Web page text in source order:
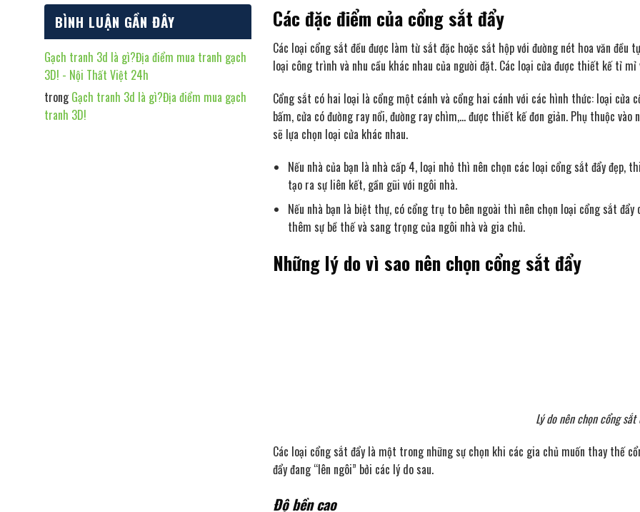
BÌNH LUẬN GẦN ĐÂY
Gạch tranh 3d là gì?Địa điểm mua tranh gạch
3D! - Nội Thất Việt 24h
trongGạch tranh 3d là gì?Địa điểm mua gạch
tranh 3D!
Các đặc điểm của cổng sắt đẩy
Các loại cổng sắt đều được làm từ sắt đặc hoặc sắt hộp với đường nét hoa văn
loại công trình và nhu cầu khác nhau của người đặt. Các loại cửa được thiết kế tỉ
Cổng sắt có hai loại là cổng một cánh và cổng hai cánh với các hình thức: loại cửa
bấm, cửa có đường ray nổi, đường ray chìm,… được thiết kế đơn giản. Phụ thuộc
sẽ lựa chọn loại cửa khác nhau.
Nếu nhà của bạn là nhà cấp 4, loại nhỏ thì nên chọn các loại cổng sắt đẩy đẹp,
tạo ra sự liên kết, gần gũi với ngôi nhà.
Nếu nhà bạn là biệt thự, có cổng trụ to bên ngoài thì nên chọn loại cổng sắt
thêm sự bề thế và sang trọng của ngôi nhà và gia chủ.
Những lý do vì sao nên chọn cổng sắt đẩy
Lý do nên chọn cổng sắt
Các loại cổng sắt đẩy là một trong những sự chọn khi các gia chủ muốn thay thế
đẩy đang “lên ngôi” bởi các lý do sau.
Độ bền cao